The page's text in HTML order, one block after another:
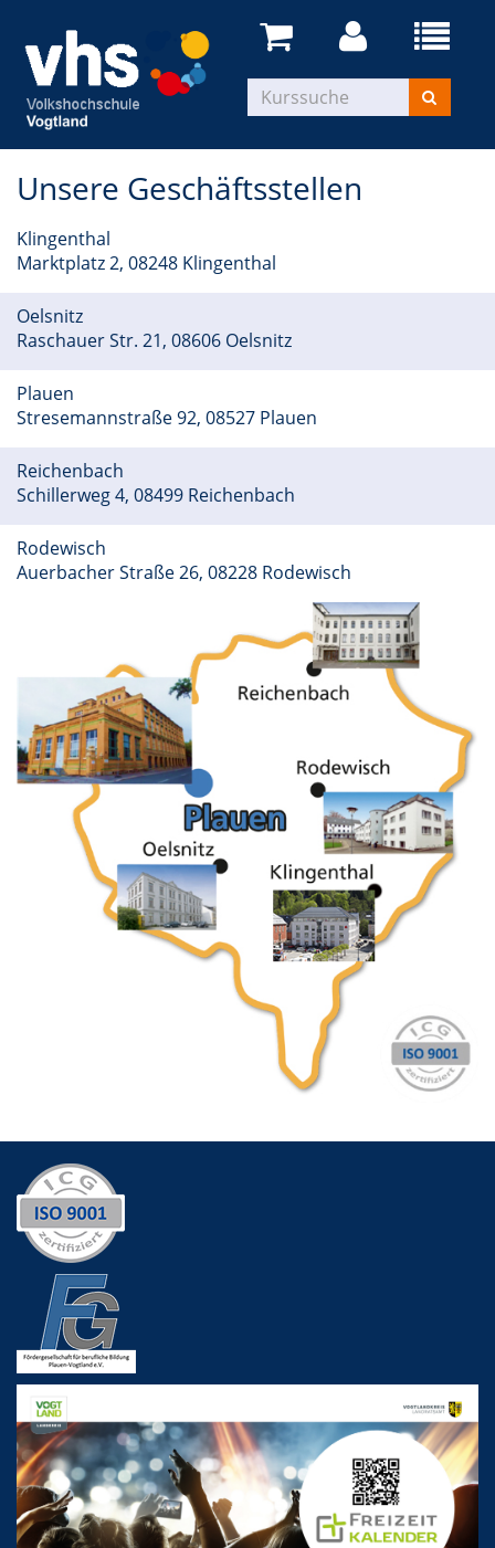
Unsere Geschäftsstellen
Klingenthal
Marktplatz 2, 08248 Klingenthal
Oelsnitz
Raschauer Str. 21, 08606 Oelsnitz
Plauen
Stresemannstraße 92, 08527 Plauen
Reichenbach
Schillerweg 4, 08499 Reichenbach
Rodewisch
Auerbacher Straße 26, 08228 Rodewisch